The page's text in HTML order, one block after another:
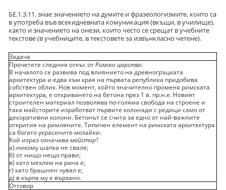
БЕ.1.3.11. знае значението на думите и фразеологизмите, които са
в употреба във всекидневната комуникация (вкъщи, в училище),
както и значението на онези, които често се срещат в учебните
текстове (в учебниците, в текстовете за извънкласно четене).
Задача
Прочетете следния откъс отРимско царство.
В началото се развива под влиянието на древногръцката
архитектура и едва към края на първата република придобива
собствен облик. Нов момент, който значително променя римската
архитектура, е откриването на бетона през 1 в. пр.н.е. Новият
строителен материал позволява по-голяма свобода на строене и
така майсторите изработват първите колонади с редици само от
декоративни колони. Бетонът се счита за едно от най-важните
открития на римляните. Типичен елемент на римската архитектура
са богато украсените мозайки.
Кой израз означавамайстор?
а) никому шапка не сваля;
б) от нищо нещо прави;
в) като мехлем на рана е;
г) като брашнен чувал е;
д) в кърпа му е вързано.
Отговор